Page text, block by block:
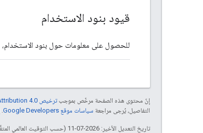
قيود بنود الاستخدام
للحصول على معلومات حول بنود الاستخدام،
إنّ محتوى هذه الصفحة مرخّص بموجبترخيص Creative Commons Attribution 4.0‏
التفاصيل، يُرجى مراجعة سياسات موقع Google Developers‏
تاريخ التعديل الأخير: 2026-07-11 (حسب التوقيت العالمي المتفَّق عليه)